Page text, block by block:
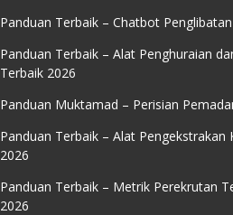
Panduan Terbaik – Chatbot
Panduan Terbaik – Alat Penghuraian
Terbaik 2026
Panduan Muktamad – Perisian
Panduan Terbaik – Alat Pengekstrakan
2026
Panduan Terbaik – Metrik Perekrutan
2026